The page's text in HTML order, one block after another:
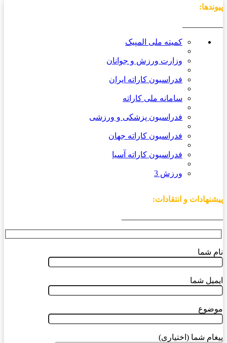
پیوندها:
کمیته ملی المپیک
وزارت ورزش و جوانان
فدراسیون کاراته ایران
سامانه ملی کاراته
فدراسیون پزشکی و ورزشی
فدراسیون کاراته جهان
فدراسیون کاراته آسیا
ورزش 3
پیشنهادات و انتقادات:
نام شما
ایمیل شما
موضوع
پیغام شما (اختیاری)